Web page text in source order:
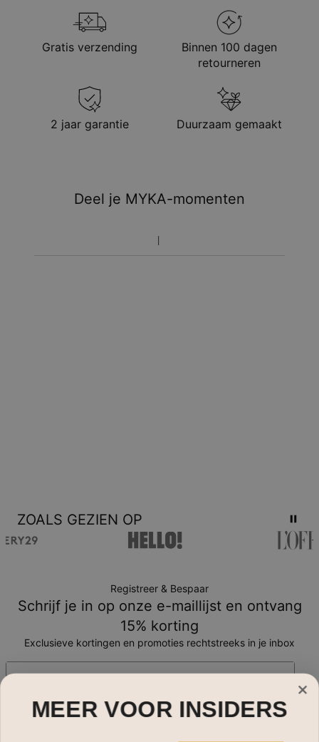
Gratis verzending
Binnen 100 dagen
retourneren
2 jaar garantie Duurzaam gemaakt
Deel je MYKA-momenten
ZOALS GEZIEN OP
Registreer & Bespaar
Schrijf je in op onze e-maillijst en ontvang
15% korting
Exclusieve kortingen en promoties rechtstreeks in je inbox
E-mail*
MEER VOOR INSIDERS